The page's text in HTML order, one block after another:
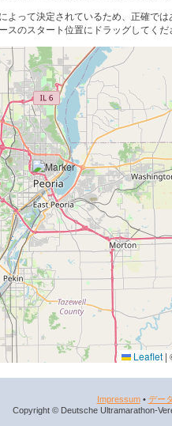
よって決定されているため、正確では
スのスタート位置にドラッグしてくだ
Leaflet |
Impressum• デー
Copyright © Deutsche Ultramarathon-